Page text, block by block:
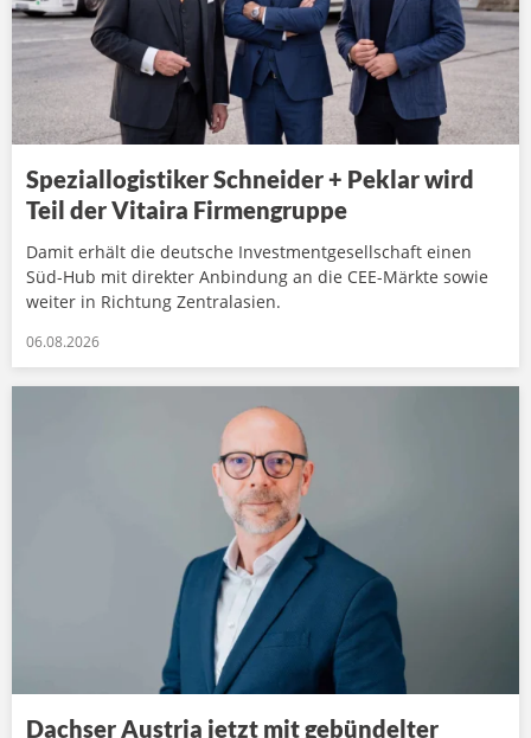
Speziallogistiker Schneider + Peklar wird
Teil der Vitaira Firmengruppe
Damit erhält die deutsche Investmentgesellschaft einen
Süd-Hub mit direkter Anbindung an die CEE-Märkte sowie
weiter in Richtung Zentralasien.
06.08.2026
Dachser Austria jetzt mit gebündelter